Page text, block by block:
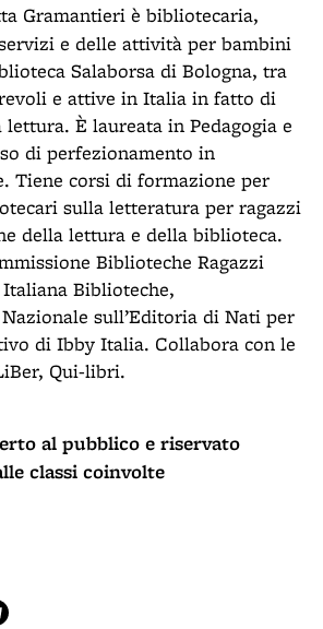
Gramantieri è bibliotecaria,
e delle attività per bambini
Salaborsa di Bologna, tra
e attive in Italia in fatto di
È laureata in Pedagogia e
di perfezionamento in
Tiene corsi di formazione per
sulla letteratura per ragazzi
della lettura e della biblioteca.
Biblioteche Ragazzi
Italiana Biblioteche,
sull’Editoria di Nati per
di Ibby Italia. Collabora con le
Qui-libri.
al pubblico e riservato
classi coinvolte